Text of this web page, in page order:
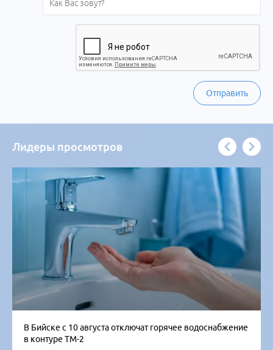
Отправить
Лидеры просмотров
В Бийске с 10 августа отключат горячее водоснабжение
в контуре ТМ-2